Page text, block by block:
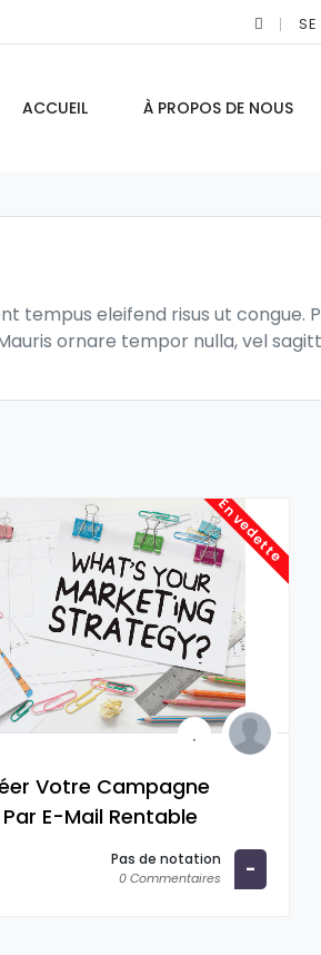
ACCUEIL À PROPOS DE NOUS
tempus eleifend risus ut congue.
ornare tempor nulla, vel
En vedette
Votre Campagne
E-Mail Rentable
Pas de notation
0 Commentaires -